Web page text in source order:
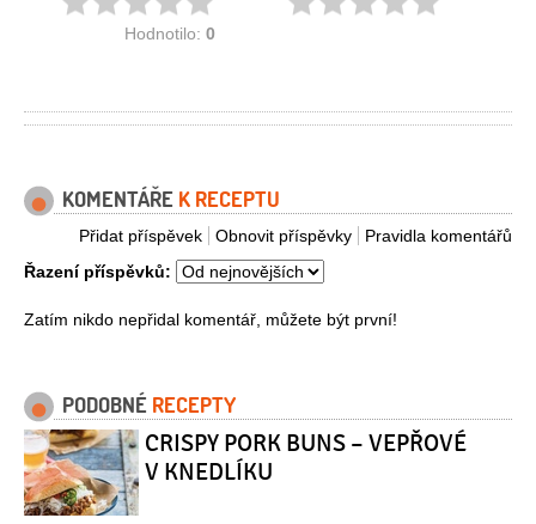
Hodnotilo: 0
KOMENTÁŘE K RECEPTU
Pravidla komentářů
Obnovit příspěvky
Přidat příspěvek
Řazení příspěvků:
Zatím nikdo nepřidal komentář, můžete být první!
PODOBNÉ RECEPTY
CRISPY PORK BUNS – VEPŘOVÉ
V KNEDLÍKU